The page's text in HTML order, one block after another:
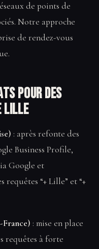
de points de
Notre approche
de rendez-vous
pour des
Lille
: après refonte des
Business Profile,
Google et
“+ Lille” et “+
France) : mise en place
requêtes à forte